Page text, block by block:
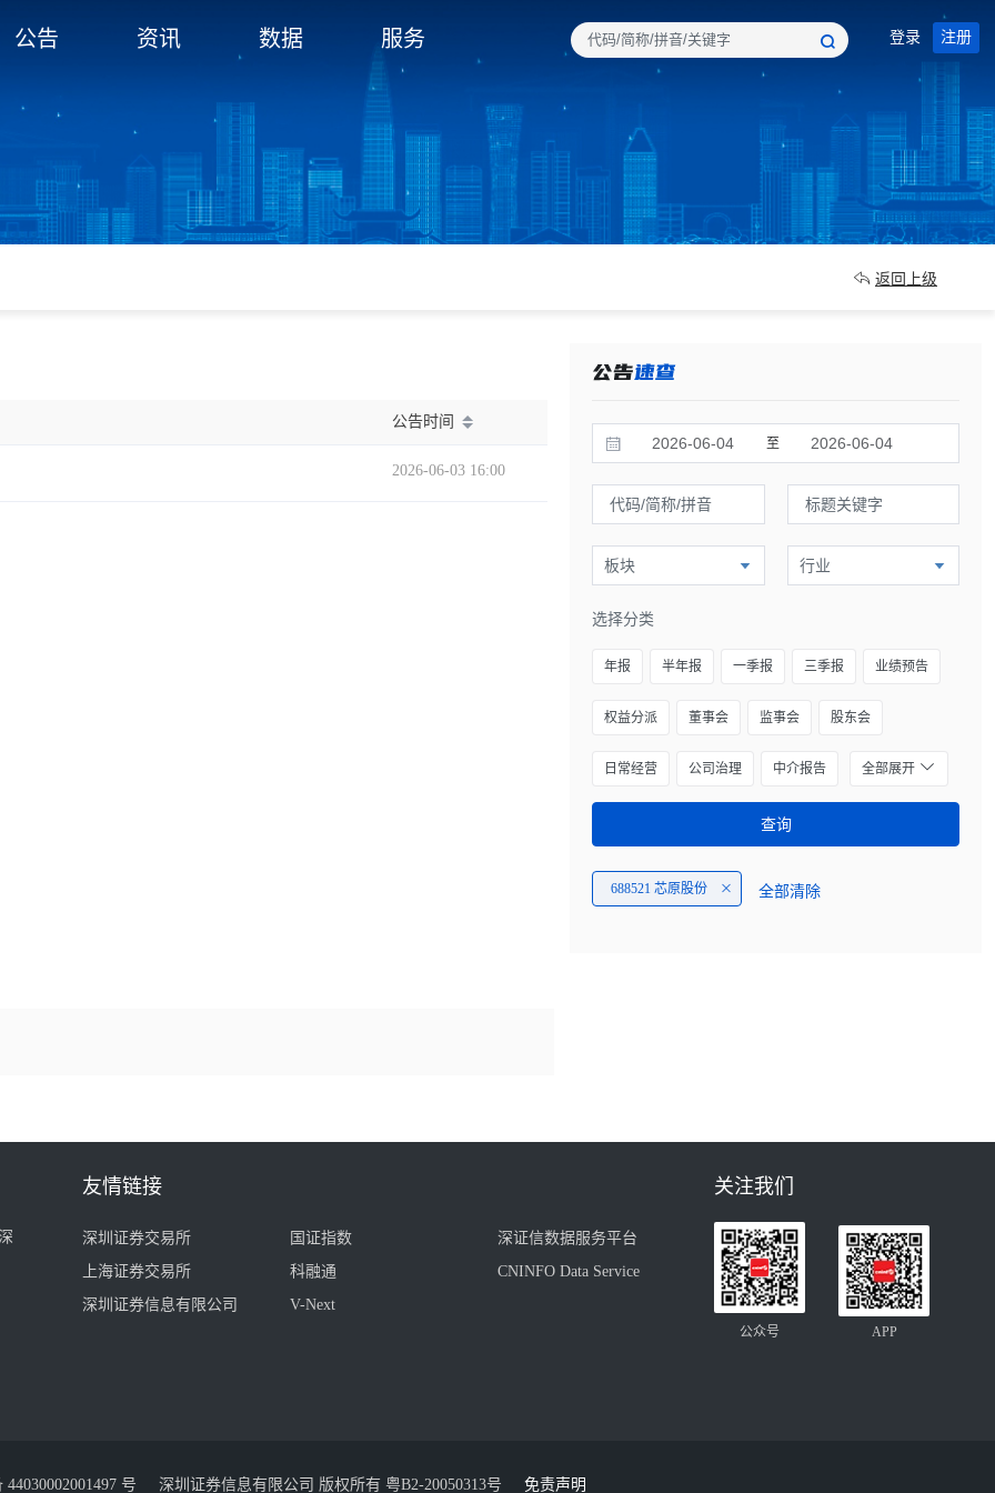
公告 资讯 数据 服务 登录 注册
返回上级
公告时间
2026-06-03 16:00
至
板块 行业
选择分类
年报 半年报 一季报 三季报 业绩预告
权益分派 董事会 监事会 股东会
日常经营 公司治理 中介报告 全部展开
查询
688521 芯原股份 全部清除
友情链接
深圳证券交易所
上海证券交易所
深圳证券信息有限公司
国证指数
科融通
V-Next
深证信数据服务平台
CNINFO Data Service
关注我们
公众号 APP
号 深圳证券信息有限公司 版权所有 粤B2-20050313号 免责声明